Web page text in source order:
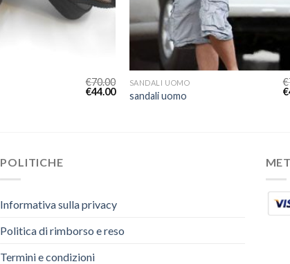
€70.00
€44.00
SANDALI UOMO
sandali uomo
€
€
POLITICHE
Informativa sulla privacy
Politica di rimborso e reso
Termini e condizioni